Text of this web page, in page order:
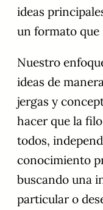
ideas
un formato que
Nuestro
ideas de
jergas y
hacer que la
todos,
conocimiento
buscando una
particular o